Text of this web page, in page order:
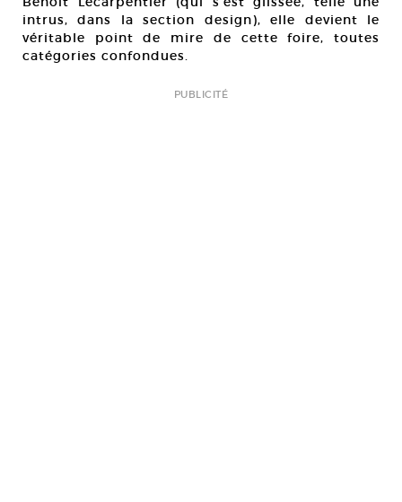
intrus, dans la section design), elle devient le
véritable point de mire de cette foire, toutes
catégories confondues.
PUBLICITÉ